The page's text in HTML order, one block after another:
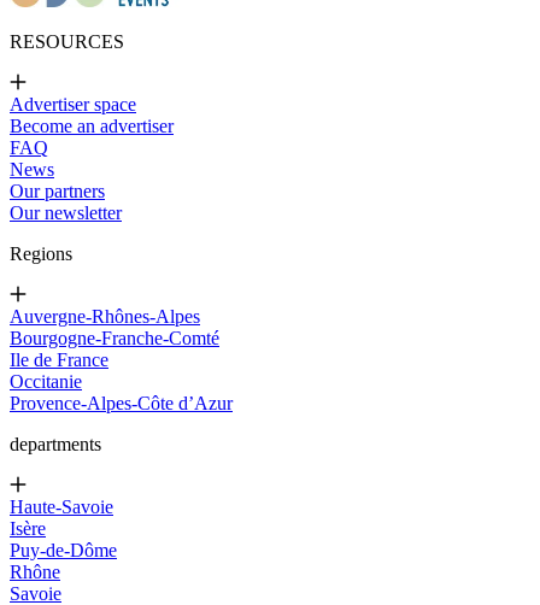
RESOURCES
Advertiser space
Become an advertiser
FAQ
News
Our partners
Our newsletter
Regions
Auvergne-Rhônes-Alpes
Bourgogne-Franche-Comté
Ile de France
Occitanie
Provence-Alpes-Côte d’Azur
departments
Haute-Savoie
Isère
Puy-de-Dôme
Rhône
Savoie